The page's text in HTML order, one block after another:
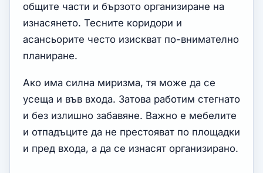
общите части и бързото организиране на
изнасянето. Тесните коридори и
асансьорите често изискват по-внимателно
планиране.
Ако има силна миризма, тя може да се
усеща и във входа. Затова работим стегнато
и без излишно забавяне. Важно е мебелите
и отпадъците да не престояват по площадки
и пред входа, а да се изнасят организирано.